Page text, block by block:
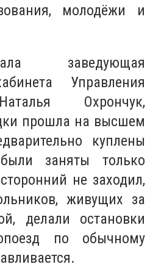
молодёжи и
заведующая
Управления
Охрончук,
прошла на высшем
куплены
заняты только
не заходил,
живущих за
делали остановки
по обычному